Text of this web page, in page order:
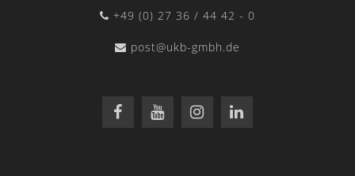
+49 (0) 27 36 / 44 42 - 0
post@ukb-gmbh.de